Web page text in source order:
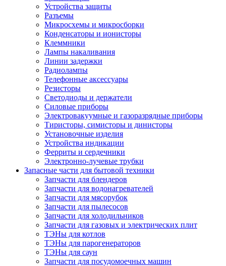
Устройства защиты
Разъемы
Микросхемы и микросборки
Конденсаторы и ионисторы
Клеммники
Лампы накаливания
Линии задержки
Радиолампы
Телефонные аксессуары
Резисторы
Светодиоды и держатели
Силовые приборы
Электровакуумные и газоразрядные приборы
Тиристоры, симисторы и динисторы
Установочные изделия
Устройства индикации
Ферриты и сердечники
Электронно-лучевые трубки
Запасные части для бытовой техники
Запчасти для блендеров
Запчасти для водонагревателей
Запчасти для мясорубок
Запчасти для пылесосов
Запчасти для холодильников
Запчасти для газовых и электрических плит
ТЭНы для котлов
ТЭНы для парогенераторов
ТЭНы для саун
Запчасти для посудомоечных машин